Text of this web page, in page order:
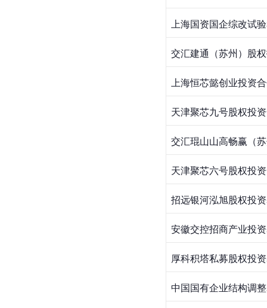
上海国资国企综改试
交汇建通（苏州）股
上海恒芯懿创业投资
天津聚芯九号股权投
交汇琨山山高畅赢（
天津聚芯六号股权投
招远银河泓旭股权投
安徽交控招商产业投
厚科积塔私募股权投
中国国有企业结构调